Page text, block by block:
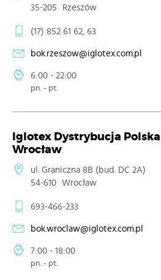
35-205
Rzeszów
(17) 852 61 62, 63
bok.rzeszow@iglotex.com.pl
6:00 - 22:00
pn. - pt.
Iglotex Dystrybucja Polska
Wrocław
ul. Graniczna 8B (bud. DC 2A)
54-610 Wrocław
693-466-233
bok.wroclaw@iglotex.com.pl
7:00 - 18:00
pn. - pt.